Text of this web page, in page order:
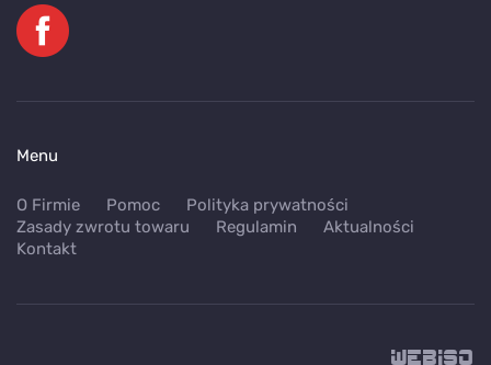
Menu
O Firmie Pomoc
Polityka prywatności
Zasady zwrotu towaru
Regulamin
Aktualności
Kontakt
WEBISO